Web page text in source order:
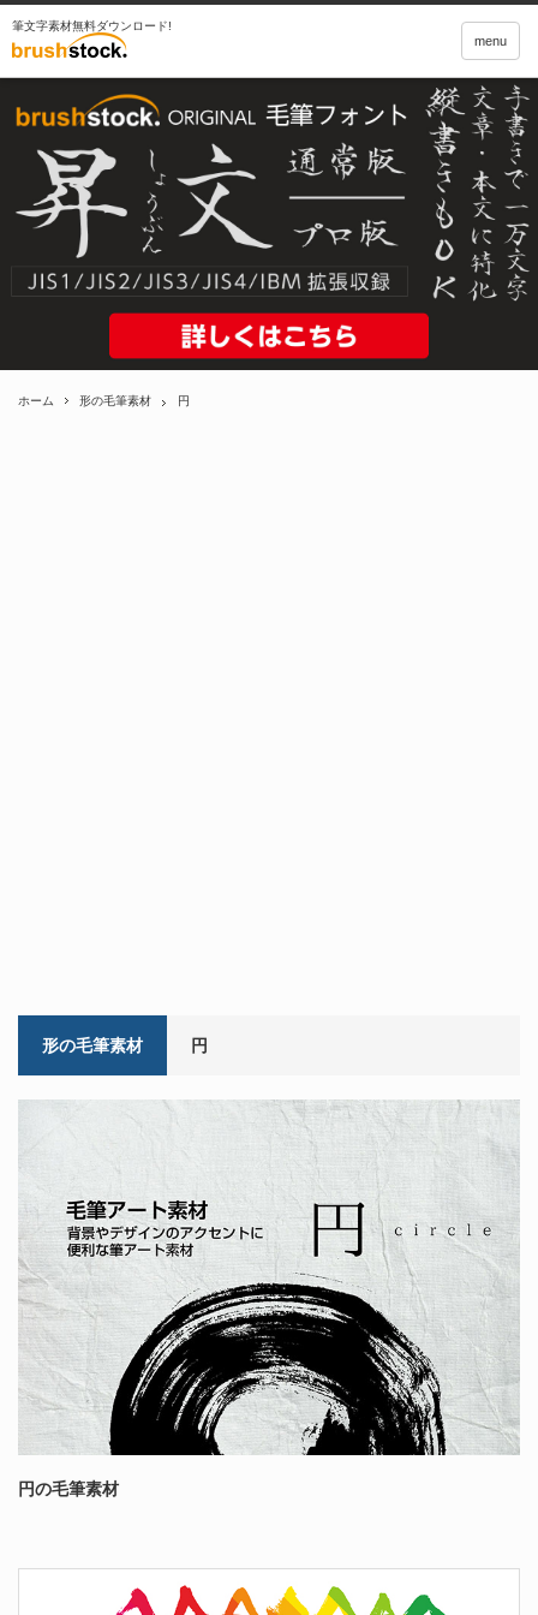
筆文字素材無料ダウンロード!
menu
ホーム 形の毛筆素材 円
形の毛筆素材 円
円の毛筆素材